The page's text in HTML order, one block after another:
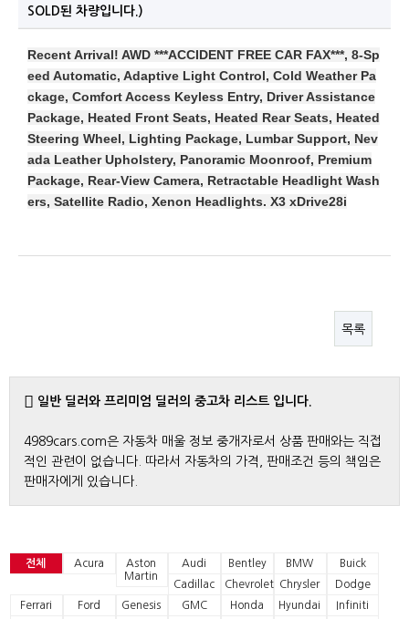
SOLD된 차량입니다.)
Recent Arrival! AWD ***ACCIDENT FREE CAR FAX***, 8-Sp
eed Automatic, Adaptive Light Control, Cold Weather Pa
ckage, Comfort Access Keyless Entry, Driver Assistance
Package, Heated Front Seats, Heated Rear Seats, Heated
Steering Wheel, Lighting Package, Lumbar Support, Nev
ada Leather Upholstery, Panoramic Moonroof, Premium
Package, Rear-View Camera, Retractable Headlight Wash
ers, Satellite Radio, Xenon Headlights. X3 xDrive28i
목록
일반 딜러와 프리미엄 딜러의 중고차 리스트 입니다.
4989cars.com은 자동차 매울 정보 중개자로서 상품 판매와는 직접
적인 관련이 없습니다. 따라서 자동차의 가격, 판매조건 등의 책임은
판매자에게 있습니다.
전체 Acura
Aston
Martin
Audi Bentley BMW
Buick
Cadillac
Chevrolet Chrysler
Dodge
Ferrari
Ford Genesis GMC Honda Hyundai Infiniti